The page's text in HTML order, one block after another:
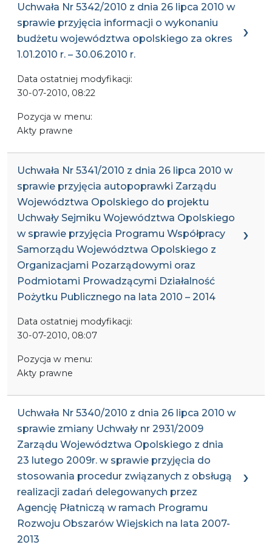
Uchwała Nr 5342/2010 z dnia 26 lipca 2010 w
sprawie przyjęcia informacji o wykonaniu
budżetu województwa opolskiego za okres
1.01.2010 r. – 30.06.2010 r.
Data ostatniej modyfikacji:
30-07-2010, 08:22
Pozycja w menu:
Akty prawne
Uchwała Nr 5341/2010 z dnia 26 lipca 2010 w
sprawie przyjęcia autopoprawki Zarządu
Województwa Opolskiego do projektu
Uchwały Sejmiku Województwa Opolskiego
w sprawie przyjęcia Programu Współpracy
Samorządu Województwa Opolskiego z
Organizacjami Pozarządowymi oraz
Podmiotami Prowadzącymi Działalność
Pożytku Publicznego na lata 2010 – 2014
Data ostatniej modyfikacji:
30-07-2010, 08:07
Pozycja w menu:
Akty prawne
Uchwała Nr 5340/2010 z dnia 26 lipca 2010 w
sprawie zmiany Uchwały nr 2931/2009
Zarządu Województwa Opolskiego z dnia
23 lutego 2009r. w sprawie przyjęcia do
stosowania procedur związanych z obsługą
realizacji zadań delegowanych przez
Agencję Płatniczą w ramach Programu
Rozwoju Obszarów Wiejskich na lata 2007-
2013